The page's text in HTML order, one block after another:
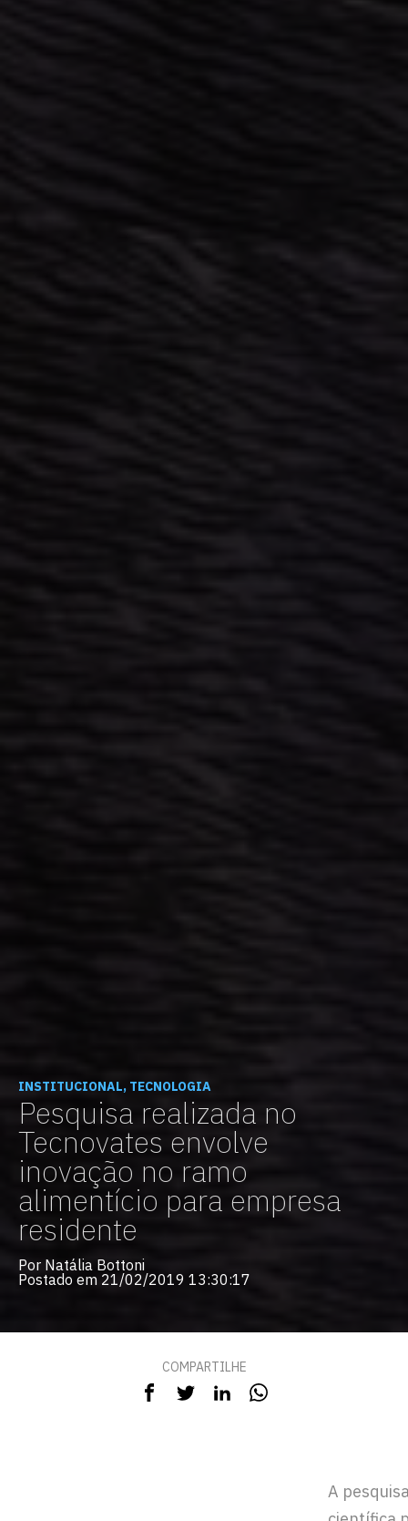
INSTITUCIONAL, TECNOLOGIA
Pesquisa realizada no
Tecnovates envolve
inovação no ramo
alimentício para empresa
residente
Por Natália Bottoni
Postado em 21/02/2019 13:30:17
COMPARTILHE
A